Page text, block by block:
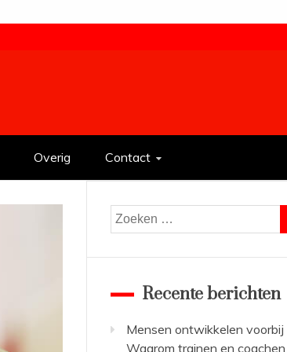
Overig Contact
Zoeken
naar:
Recente berichten
Mensen ontwikkelen voorbij
Waarom trainen en coachen